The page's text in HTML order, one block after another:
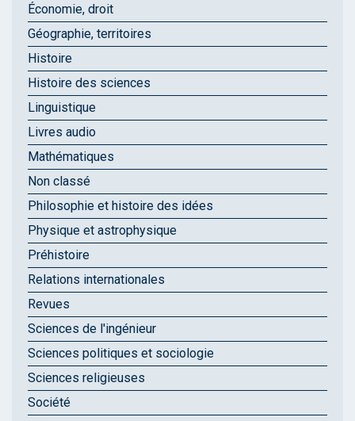
Économie, droit
Géographie, territoires
Histoire
Histoire des sciences
Linguistique
Livres audio
Mathématiques
Non classé
Philosophie et histoire des idées
Physique et astrophysique
Préhistoire
Relations internationales
Revues
Sciences de l'ingénieur
Sciences politiques et sociologie
Sciences religieuses
Société